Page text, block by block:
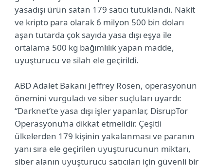
yasadışı ürün satan 179 satıcı tutuklandı. Nakit
ve kripto para olarak 6 milyon 500 bin doları
aşan tutarda çok sayıda yasa dışı eşya ile
ortalama 500 kg bağımlılık yapan madde,
uyuşturucu ve silah ele geçirildi.
ABD Adalet Bakanı Jeffrey Rosen, operasyonun
önemini vurguladı ve siber suçluları uyardı:
“Darknet’te yasa dışı işler yapanlar, DisrupTor
Operasyonu‘na dikkat etmelidir. Çeşitli
ülkelerden 179 kişinin yakalanması ve paranın
yanı sıra ele geçirilen uyuşturucunun miktarı,
siber alanın uyuşturucu satıcıları için güvenli bir